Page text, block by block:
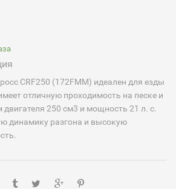
CRF250 (172FMM) идеален для езды
отличную проходимость на песке и
двигателя 250 см3 и мощность 21 л. с.
динамику разгона и высокую